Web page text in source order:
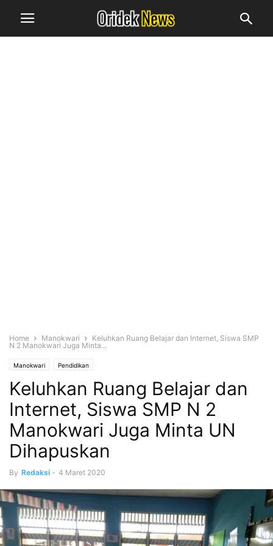
Home Manokwari
Keluhkan Ruang Belajar dan Internet, Siswa SMP
N 2 Manokwari Juga Minta...
Manokwari Pendidikan
Keluhkan Ruang Belajar dan
Internet, Siswa SMP N 2
Manokwari Juga Minta UN
Dihapuskan
By Redaksi - 4 Maret 2020